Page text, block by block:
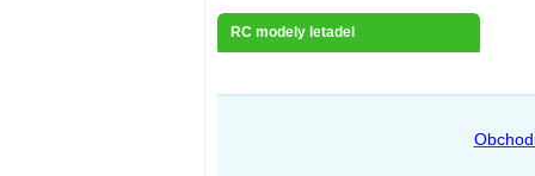
RC modely letadel